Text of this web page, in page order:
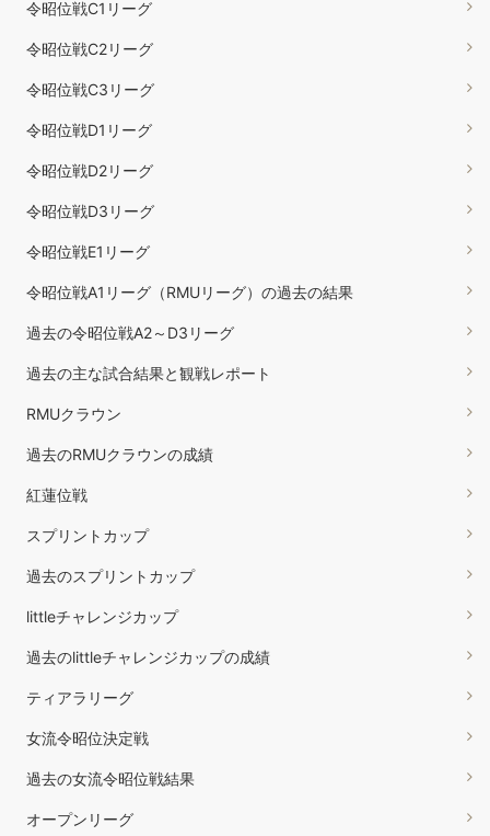
令昭位戦C1リーグ
令昭位戦C2リーグ
令昭位戦C3リーグ
令昭位戦D1リーグ
令昭位戦D2リーグ
令昭位戦D3リーグ
令昭位戦E1リーグ
令昭位戦A1リーグ（RMUリーグ）の過去の結果
過去の令昭位戦A2～D3リーグ
過去の主な試合結果と観戦レポート
RMUクラウン
過去のRMUクラウンの成績
紅蓮位戦
スプリントカップ
過去のスプリントカップ
littleチャレンジカップ
過去のlittleチャレンジカップの成績
ティアラリーグ
女流令昭位決定戦
過去の女流令昭位戦結果
オープンリーグ